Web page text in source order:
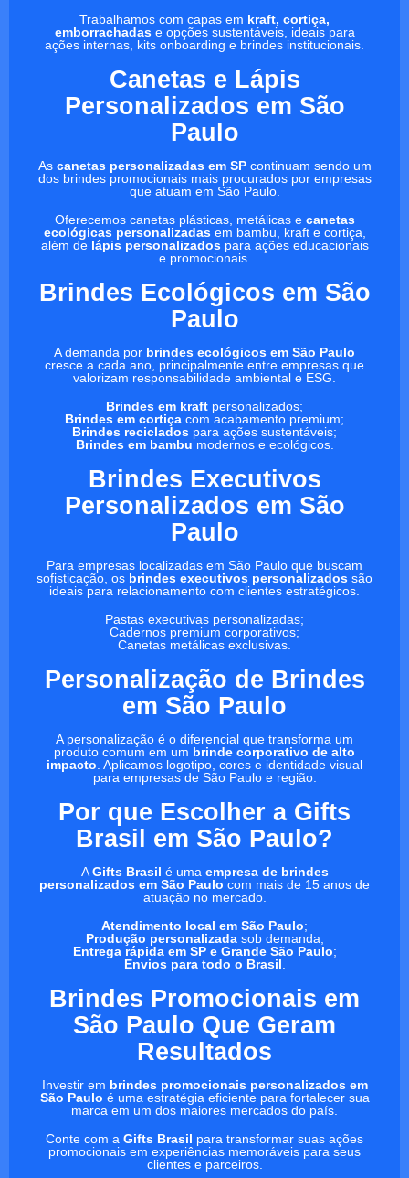
Trabalhamos com capas em kraft, cortiça,
emborrachadase opções sustentáveis, ideais para
ações internas, kits onboarding e brindes institucionais.
Canetas e Lápis
Personalizados em São
Paulo
As canetas personalizadas em SPcontinuam sendo um
dos brindes promocionais mais procurados por empresas
que atuam em São Paulo.
Oferecemos canetas plásticas, metálicas e canetas
ecológicas personalizadasem bambu, kraft e cortiça,
além de lápis personalizadospara ações educacionais
e promocionais.
Brindes Ecológicos em São
Paulo
A demanda por brindes ecológicos em São Paulo
cresce a cada ano, principalmente entre empresas que
valorizam responsabilidade ambiental e ESG.
Brindes em kraft personalizados;
Brindes em cortiça com acabamento premium;
Brindes reciclados para ações sustentáveis;
Brindes em bambu modernos e ecológicos.
Brindes Executivos
Personalizados em São
Paulo
Para empresas localizadas em São Paulo que buscam
sofisticação, os brindes executivos personalizados são
ideais para relacionamento com clientes estratégicos.
Pastas executivas personalizadas;
Cadernos premium corporativos;
Canetas metálicas exclusivas.
Personalização de Brindes
em São Paulo
A personalização é o diferencial que transforma um
produto comum em um brinde corporativo de alto
impacto. Aplicamos logotipo, cores e identidade visual
para empresas de São Paulo e região.
Por que Escolher a Gifts
Brasil em São Paulo?
AGifts Brasil é uma empresa de brindes
personalizados em São Paulo com mais de 15 anos de
atuação no mercado.
Atendimento local em São Paulo;
Produção personalizadasob demanda;
Entrega rápida em SP e Grande São Paulo;
Envios para todo o Brasil.
Brindes Promocionais em
São Paulo Que Geram
Resultados
Investir em brindes promocionais personalizados em
São Paulo é uma estratégia eficiente para fortalecer sua
marca em um dos maiores mercados do país.
Conte com a Gifts Brasil para transformar suas ações
promocionais em experiências memoráveis para seus
clientes e parceiros.